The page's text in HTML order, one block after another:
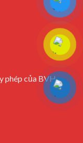
phép của BVH -